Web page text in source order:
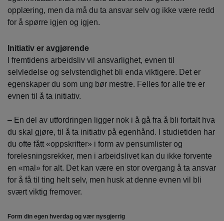
opplæring, men da må du ta ansvar selv og ikke være redd
for å spørre igjen og igjen.
Initiativ er avgjørende
I fremtidens arbeidsliv vil ansvarlighet, evnen til
selvledelse og selvstendighet bli enda viktigere. Det er
egenskaper du som ung bør mestre. Felles for alle tre er
evnen til å ta initiativ.
– En del av utfordringen ligger nok i å gå fra å bli fortalt hva
du skal gjøre, til å ta initiativ på egenhånd. I studietiden har
du ofte fått «oppskrifter» i form av pensumlister og
forelesningsrekker, men i arbeidslivet kan du ikke forvente
en «mal» for alt. Det kan være en stor overgang å ta ansvar
for å få til ting helt selv, men husk at denne evnen vil bli
svært viktig fremover.
Form din egen hverdag og vær nysgjerrig